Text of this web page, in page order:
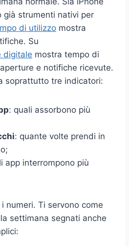
già strumenti nativi per
di utilizzo mostra
Su
digitale mostra tempo di
e notifiche ricevute.
soprattutto tre indicatori:
: quali assorbono più
: quante volte prendi in
app interrompono più
numeri. Ti servono come
settimana segnati anche